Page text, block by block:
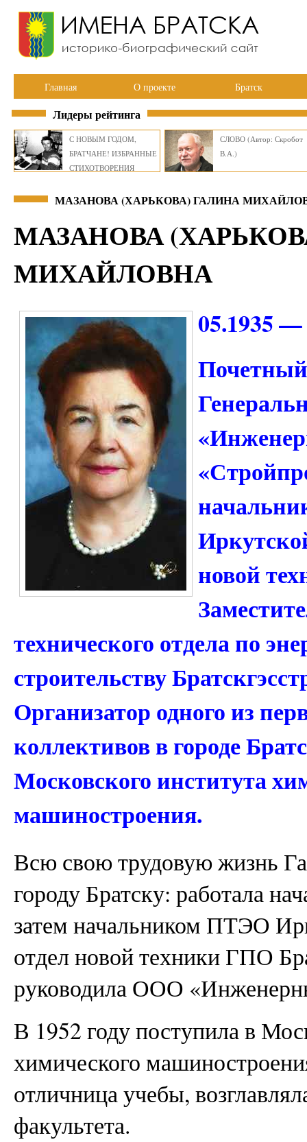
Главная О проекте Братск
Лидеры рейтинга
С НОВЫМ ГОДОМ,
БРАТЧАНЕ! ИЗБРАННЫЕ
СТИХОТВОРЕНИЯ
СЛОВО (Автор: Скробот
В.А.)
МАЗАНОВА (ХАРЬКОВА) ГАЛИНА
МАЗАНОВА
МИХАЙЛОВНА
05.1935 —
Почетный
новой
технического отдела по
строительству
Организатор одного из
коллективов в городе
Московского института
машиностроения.
Всю свою трудовую жизнь
городу Братску: работала
затем начальником ПТЭО
отдел новой техники ГПО
руководила ООО
В 1952 году поступила в
химического
отличница учебы,
факультета.